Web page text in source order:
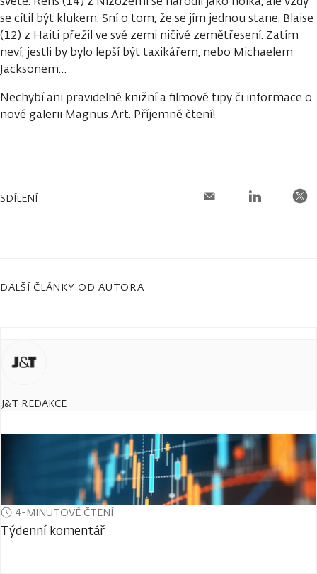
se cítil být klukem. Sní o tom, že se jím jednou stane. Blaise
(12) z Haiti přežil ve své zemi ničivé zemětřesení. Zatím
neví, jestli by bylo lepší být taxikářem, nebo Michaelem
Jacksonem…
Nechybí ani pravidelné knižní a filmové tipy či informace o
nové galerii Magnus Art. Příjemné čtení!
SDÍLENÍ
DALŠÍ ČLÁNKY OD AUTORA
J&T REDAKCE
4-MINUTOVÉ ČTENÍ
Týdenní komentář